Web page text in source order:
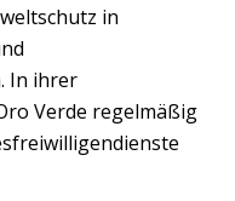
in
In ihrer
Verde regelmäßig